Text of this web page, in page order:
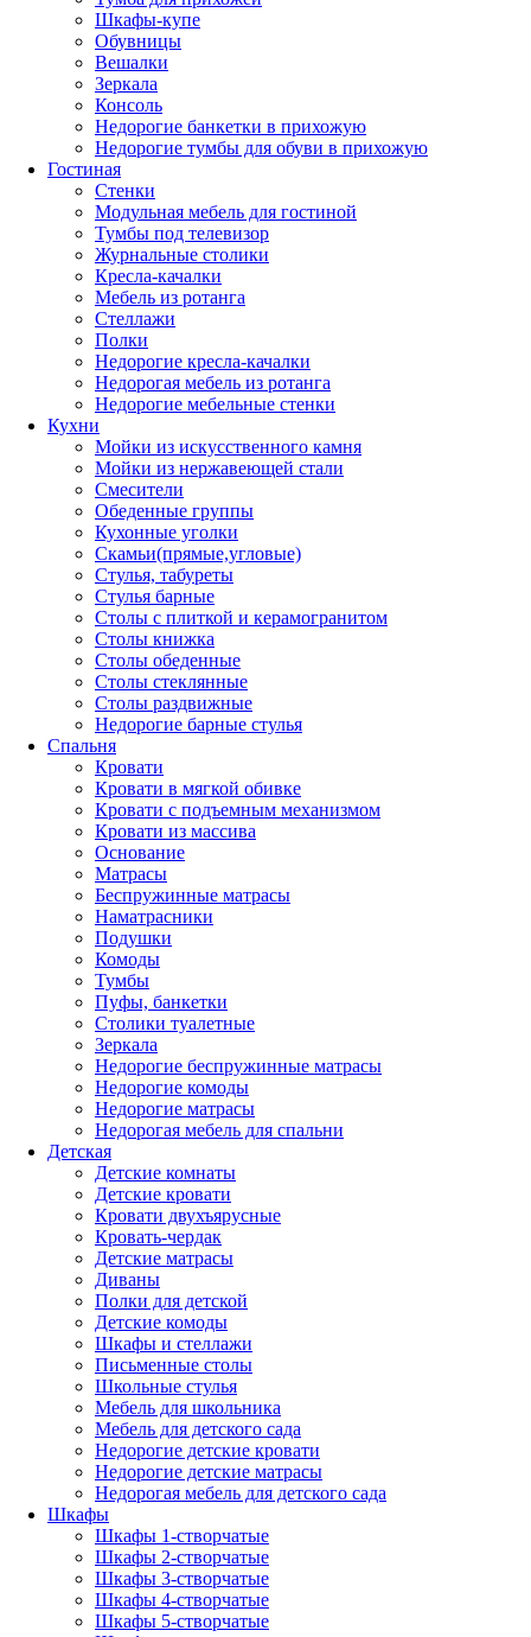
Шкафы-купе
Обувницы
Вешалки
Зеркала
Консоль
Недорогие банкетки в прихожую
Недорогие тумбы для обуви в прихожую
Гостиная
Стенки
Модульная мебель для гостиной
Тумбы под телевизор
Журнальные столики
Кресла-качалки
Мебель из ротанга
Стеллажи
Полки
Недорогие кресла-качалки
Недорогая мебель из ротанга
Недорогие мебельные стенки
Кухни
Мойки из искусственного камня
Мойки из нержавеющей стали
Смесители
Обеденные группы
Кухонные уголки
Скамьи(прямые,угловые)
Стулья, табуреты
Стулья барные
Столы с плиткой и керамогранитом
Столы книжка
Столы обеденные
Столы стеклянные
Столы раздвижные
Недорогие барные стулья
Спальня
Кровати
Кровати в мягкой обивке
Кровати с подъемным механизмом
Кровати из массива
Основание
Матрасы
Беспружинные матрасы
Наматрасники
Подушки
Комоды
Тумбы
Пуфы, банкетки
Столики туалетные
Зеркала
Недорогие беспружинные матрасы
Недорогие комоды
Недорогие матрасы
Недорогая мебель для спальни
Детская
Детские комнаты
Детские кровати
Кровати двухъярусные
Кровать-чердак
Детские матрасы
Диваны
Полки для детской
Детские комоды
Шкафы и стеллажи
Письменные столы
Школьные стулья
Мебель для школьника
Мебель для детского сада
Недорогие детские кровати
Недорогие детские матрасы
Недорогая мебель для детского сада
Шкафы
Шкафы 1-створчатые
Шкафы 2-створчатые
Шкафы 3-створчатые
Шкафы 4-створчатые
Шкафы 5-створчатые